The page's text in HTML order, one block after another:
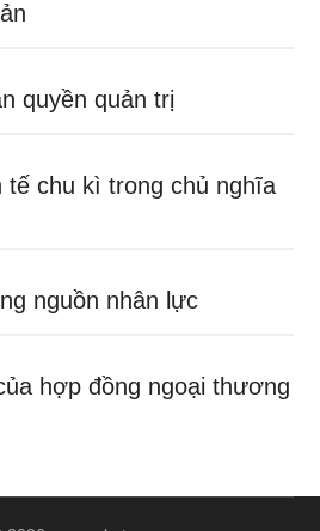
quyền quản trị
tế chu kì trong chủ nghĩa
nguồn nhân lực
hợp đồng ngoại thương